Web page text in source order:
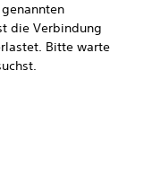
die Verbindung
Bitte warte